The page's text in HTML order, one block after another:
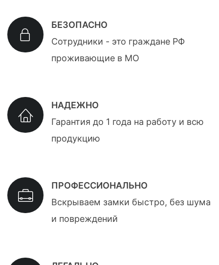
БЕЗОПАСНО
Сотрудники - это граждане РФ
проживающие в МО
НАДЕЖНО
Гарантия до 1 года на работу и всю
продукцию
ПРОФЕССИОНАЛЬНО
Вскрываем замки быстро, без шума
и повреждений